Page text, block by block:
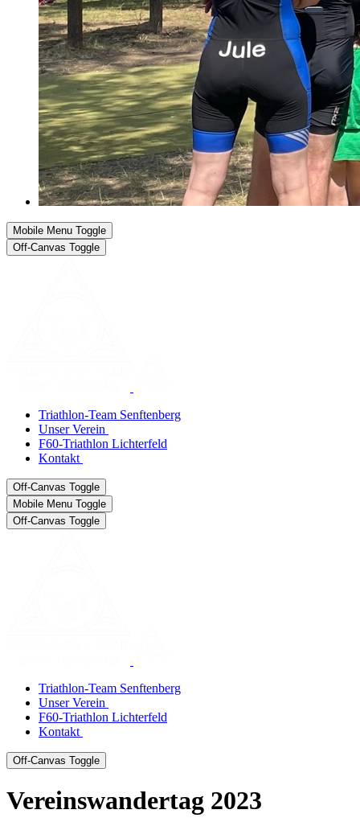
Mobile Menu Toggle
Off-Canvas Toggle
Triathlon-Team Senftenberg
Unser Verein
F60-Triathlon Lichterfeld
Kontakt
Off-Canvas Toggle
Mobile Menu Toggle
Off-Canvas Toggle
Triathlon-Team Senftenberg
Unser Verein
F60-Triathlon Lichterfeld
Kontakt
Off-Canvas Toggle
Vereinswandertag 2023